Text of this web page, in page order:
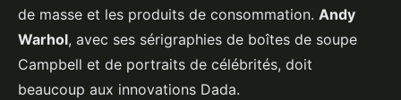
de masse et les produits de consommation. Andy
Warhol, avec ses sérigraphies de boîtes de soupe
Campbell et de portraits de célébrités, doit
beaucoup aux innovations Dada.